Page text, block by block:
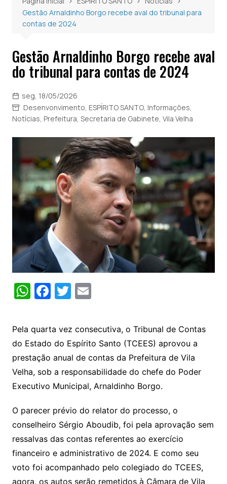
Gestão Arnaldinho Borgo recebe aval do tribunal para
contas de 2024
Gestão Arnaldinho Borgo recebe aval
do tribunal para contas de 2024
seg, 18/05/2026
Desenvonvimento, ESPÍRITO SANTO, Informações,
Notícias, Prefeitura, Secretaria de Gabinete, Vila Velha
W
at
s
A
p
p
F
c
e
b
o
o
k
T
itt
er
E
ai
l
Pela quarta vez consecutiva, o Tribunal de Contas
do Estado do Espírito Santo (TCEES) aprovou a
prestação anual de contas da Prefeitura de Vila
Velha, sob a responsabilidade do chefe do Poder
Executivo Municipal, Arnaldinho Borgo.
O parecer prévio do relator do processo, o
conselheiro Sérgio Aboudib, foi pela aprovação sem
ressalvas das contas referentes ao exercício
financeiro e administrativo de 2024. E como seu
voto foi acompanhado pelo colegiado do TCEES,
agora, os autos serão remetidos à Câmara de Vila